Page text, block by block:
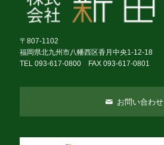
〒807-1102
福岡県北九州市八幡西区香月中央1-12-18
TEL 093-617-0800 FAX 093-617-0801
お問い合わせ